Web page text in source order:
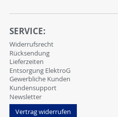
SERVICE:
Widerrufsrecht
Rücksendung
Lieferzeiten
Entsorgung ElektroG
Gewerbliche Kunden
Kundensupport
Newsletter
Vertrag widerrufen